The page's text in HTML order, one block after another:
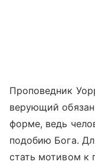
Проповедник
верующий
форме, ведь
подобию Бога.
стать мотивом к